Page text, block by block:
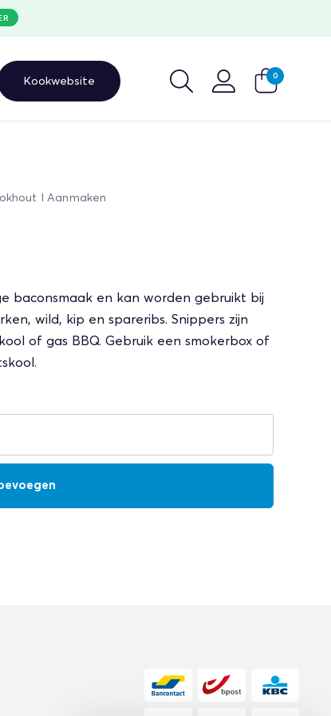
Kookwebsite 0
I Aanmaken
baconsmaak en kan worden gebruikt bij
wild, kip en spareribs. Snippers zijn
of gas BBQ. Gebruik een smokerbox of